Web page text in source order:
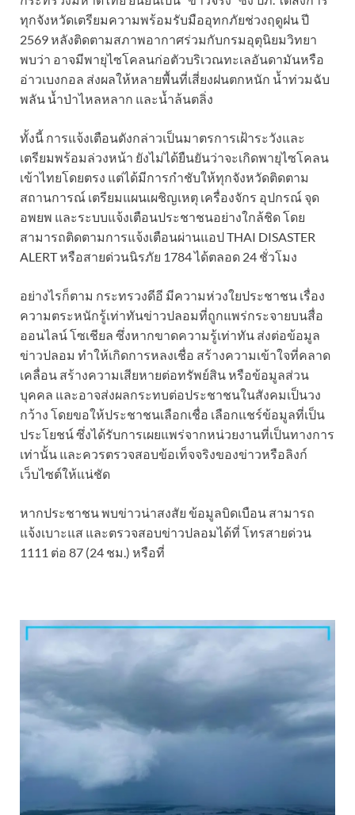
ทุกจังหวัดเตรียมความพร้อมรับมืออุทกภัยช่วงฤดูฝน ปี
2569 หลังติดตามสภาพอากาศร่วมกับกรมอุตุนิยมวิทยา
พบว่า อาจมีพายุไซโคลนก่อตัวบริเวณทะเลอันดามันหรือ
อ่าวเบงกอล ส่งผลให้หลายพื้นที่เสี่ยงฝนตกหนัก น้ำท่วมฉับ
พลัน น้ำป่าไหลหลาก และน้ำล้นตลิ่ง
ทั้งนี้ การแจ้งเตือนดังกล่าวเป็นมาตรการเฝ้าระวังและ
เตรียมพร้อมล่วงหน้า ยังไม่ได้ยืนยันว่าจะเกิดพายุไซโคลน
เข้าไทยโดยตรง แต่ได้มีการกำชับให้ทุกจังหวัดติดตาม
สถานการณ์ เตรียมแผนเผชิญเหตุ เครื่องจักร อุปกรณ์ จุด
อพยพ และระบบแจ้งเตือนประชาชนอย่างใกล้ชิด โดย
สามารถติดตามการแจ้งเตือนผ่านแอป THAI DISASTER
ALERT หรือสายด่วนนิรภัย 1784 ได้ตลอด 24 ชั่วโมง
อย่างไรก็ตาม กระทรวงดีอี มีความห่วงใยประชาชน เรื่อง
ความตระหนักรู้เท่าทันข่าวปลอมที่ถูกแพร่กระจายบนสื่อ
ออนไลน์ โซเชียล ซึ่งหากขาดความรู้เท่าทัน ส่งต่อข้อมูล
ข่าวปลอม ทำให้เกิดการหลงเชื่อ สร้างความเข้าใจที่คลาด
เคลื่อน สร้างความเสียหายต่อทรัพย์สิน หรือข้อมูลส่วน
บุคคล และอาจส่งผลกระทบต่อประชาชนในสังคมเป็นวง
กว้าง โดยขอให้ประชาชนเลือกเชื่อ เลือกแชร์ข้อมูลที่เป็น
ประโยชน์ ซึ่งได้รับการเผยแพร่จากหน่วยงานที่เป็นทางการ
เท่านั้น และควรตรวจสอบข้อเท็จจริงของข่าวหรือลิงก์
เว็บไซต์ให้แน่ชัด
หากประชาชน พบข่าวน่าสงสัย ข้อมูลบิดเบือน สามารถ
แจ้งเบาะแส และตรวจสอบข่าวปลอมได้ที่ โทรสายด่วน
1111 ต่อ 87 (24 ชม.) หรือที่